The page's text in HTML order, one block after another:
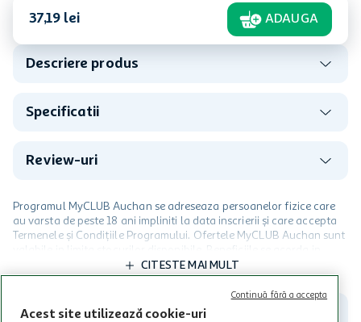
37,19 lei ADAUGA
Descriere produs
Specificatii
Review-uri
Programul MyCLUB Auchan se adreseaza persoanelor fizice care
au varsta de peste 18 ani impliniti la data inscrierii și care accepta
Termenele și Condițiile Programului. Ofertele MyCLUB Auchan sunt
valabile in limita stocurilor disponibile. Beneficiile se acorda in
limita a 12 unitati / card client o singura data in perioada promotiei.
Cardul poate fi utilizat doar in legatura cu magazinele Auchan
participante și pentru acțiuni promotionale indicate de Auchan si
nu poate fi utilizat in legatura cu alti comercianți sau pentru alte
CITESTE MAI MULT
Acest site utilizează cookie-uri
Continuă fără a accepta